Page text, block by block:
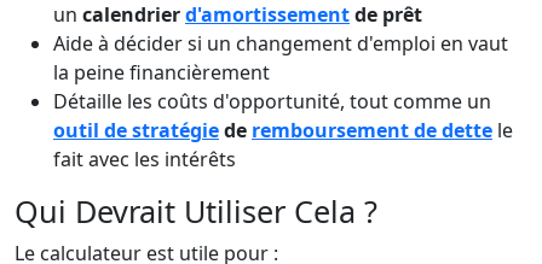
un calendrierd'amortissementde prêt
Aide à décider si un changement d'emploi en vaut
la peine financièrement
Détaille les coûts d'opportunité, tout comme un
outil de stratégiede remboursement de dette le
fait avec les intérêts
Qui Devrait Utiliser Cela ?
Le calculateur est utile pour :